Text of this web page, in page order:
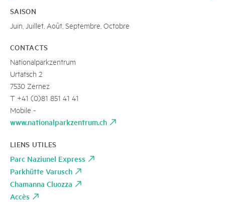
SAISON
Juin, Juillet, Août, Septembre, Octobre
CONTACTS
Nationalparkzentrum
Urtatsch 2
7530 Zernez
T +41 (0)81 851 41 41
Mobile -
www.nationalparkzentrum.ch
LIENS UTILES
Parc Naziunel Express
Parkhütte Varusch
Chamanna Cluozza
Accès